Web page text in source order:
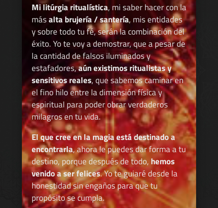
Mi litúrgia ritualística, mi saber hacer con la
másalta brujería / santería, mis entidades
y sobre todo tu fé, serán la combinación del
éxito. Yo te voy a demostrar, que a pesar de
la cantidad de falsos iluminados y
estafadores,aún existimos ritualistas y
sensitivos reales, que sabemos caminar en
el fino hilo entre la dimensión física y
espiritual para poder obrar verdaderos
milagros en tu vida.
El que cree en la magia está destinado a
encontrarla, ahora le puedes dar forma a tu
destino, porque después de todo, hemos
venido a ser felices. Yo te guiaré desde la
honestidad sin engaños para que tu
propósito se cumpla.